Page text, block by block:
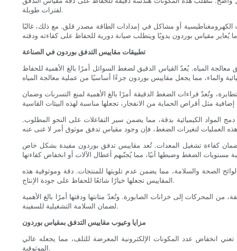
لفترات طويلة.
الكهرومغناطيسية أو مشاكل في إمدادات الطاقة مصدر قلق. مع ذلك، غالبًا
تطبيقات مقاييس التدفق بوردون في الصناعة
المياه. يُعدّ القياس الدقيق لضغط السوائل أمرًا بالغ الأهمية للحفاظ
وتُعدّ قراءات الضغط الدقيقة أمرًا بالغ الأهمية لمنع التسربات وضمان
المواد الكيميائية بدقة، مما يضمن سير التفاعلات على النحو المطلوب.
لضمان كفاءة تشغيل المعدات. تُعد مقاييس تدفق بوردون مفيدة بشكل خاص
الصحة والسلامة، مما يضمن عدم تلويثها للمنتجات. دقة وموثوقية هذه
المقاييس تجعلها خيارًا شائعًا للحفاظ على جودة الإنتاج.
المحركات إلى خزانات الصابورة. وتُعدّ متانتها ودقتها أمرًا بالغ الأهمية
لضمان السلامة التشغيلية للسفينة.
مزايا وعيوب مقاييس التدفق بمقياس بوردون
انخفاض عدد المكونات الإلكترونية المعرضة للتلف، مما يجعله عالي
الموثوقية.